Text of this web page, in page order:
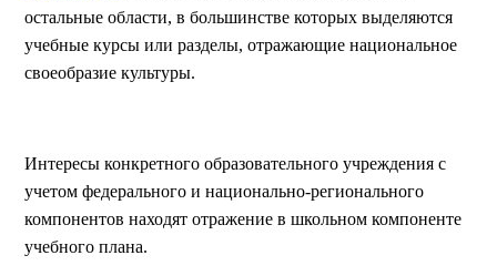
остальные области, в большинстве которых выделяются
учебные курсы или разделы, отражающие национальное
своеобразие культуры.
Интересы конкретного образовательного учреждения с
учетом федерального и национально-регионального
компонентов находят отражение в школьном компоненте
учебного плана.